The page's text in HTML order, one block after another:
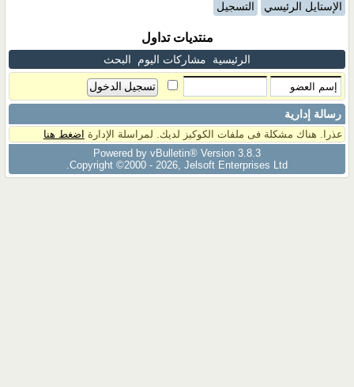
الإستايل الرئيسي التسجيل
منتديات تداول
الرئيسية مشاركات اليوم البحث
رسالة إدارية
عذرا. هناك مشكلة فى ملفات الكوكيز لديك. لمراسلة الإدارة اضغط هنا
Powered by vBulletin® Version 3.8.3
Copyright ©2000 - 2026, Jelsoft Enterprises Ltd.